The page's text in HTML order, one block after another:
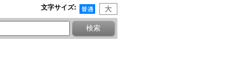
文字サイズ: